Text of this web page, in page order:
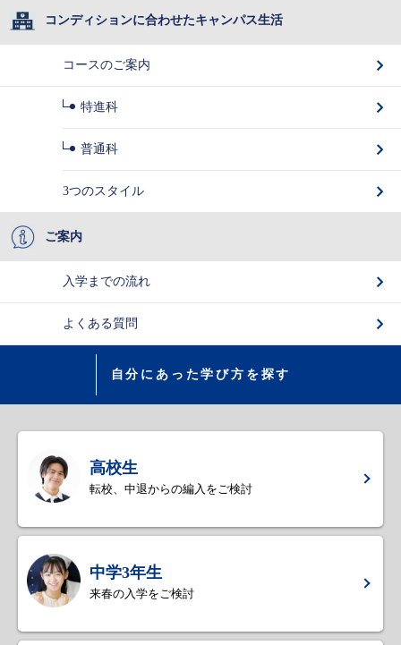
コンディションに合わせたキャンパス生活
コースのご案内
特進科
普通科
3つのスタイル
ご案内
入学までの流れ
よくある質問
自分にあった学び方を探す
高校生
転校、中退からの編入をご検討
中学3年生
来春の入学をご検討